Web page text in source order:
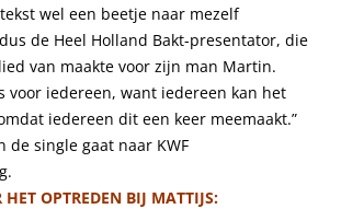
wel een beetje naar mezelf
de Heel Holland Bakt-presentator, die
van maakte voor zijn man Martin.
voor iedereen, want iedereen kan het
iedereen dit een keer meemaakt.”
de single gaat naar KWF
HET OPTREDEN BIJ MATTIJS: